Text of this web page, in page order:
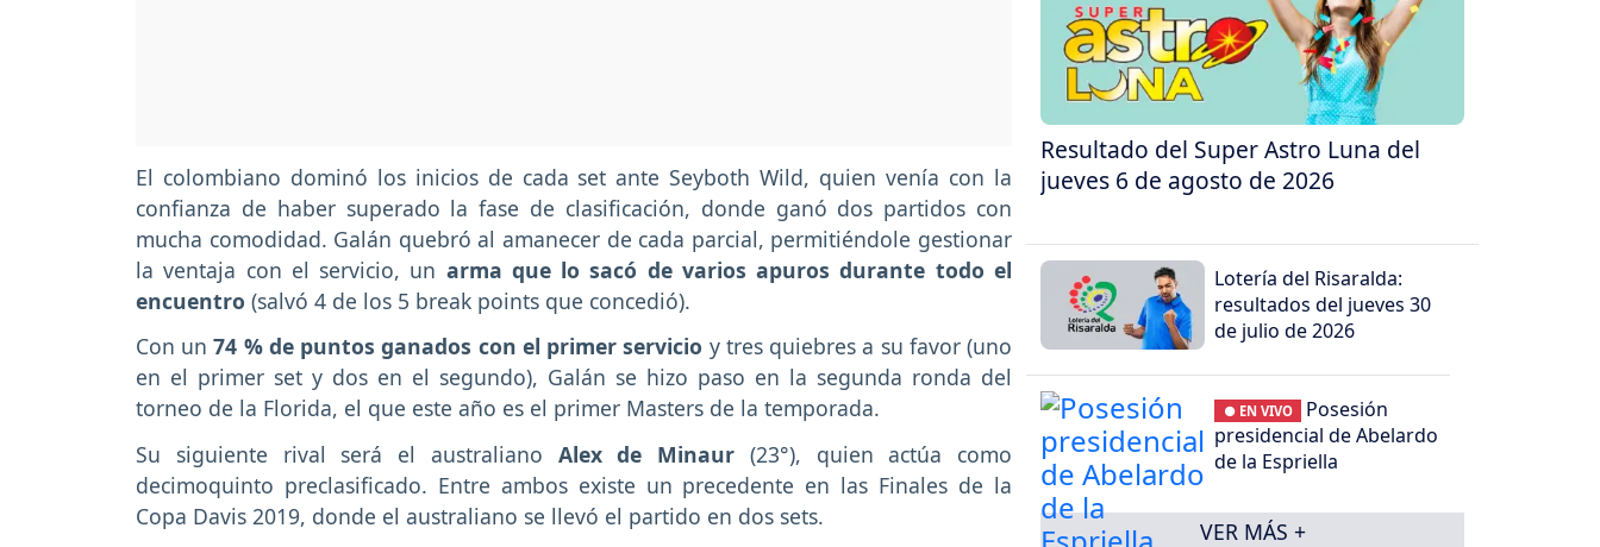
El colombiano dominó los inicios de cada set ante Seyboth Wild, quien venía con la
confianza de haber superado la fase de clasificación, donde ganó dos partidos con
mucha comodidad. Galán quebró al amanecer de cada parcial, permitiéndole gestionar
la ventaja con el servicio, un arma que lo sacó de varios apuros durante todo el
encuentro (salvó 4 de los 5 break points que concedió).
Con un74 % de puntos ganados con el primer servicio y tres quiebres a su favor (uno
en el primer set y dos en el segundo), Galán se hizo paso en la segunda ronda del
torneo de la Florida, el que este año es el primer Masters de la temporada.
Su siguiente rival será el australiano Alex de Minaur (23°), quien actúa como
decimoquinto preclasificado. Entre ambos existe un precedente en las Finales de la
Copa Davis 2019, donde el australiano se llevó el partido en dos sets.
Resultado del Super Astro Luna del
jueves 6 de agosto de 2026
Lotería del Risaralda:
resultados del jueves 30
de julio de 2026
● EN VIVO
Posesión
presidencial de Abelardo
de la Espriella
VER MÁS +